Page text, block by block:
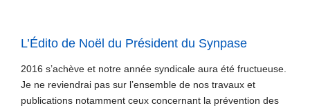
L’Édito de Noël du Président du Synpase
2016 s’achève et notre année syndicale aura été fructueuse.
Je ne reviendrai pas sur l’ensemble de nos travaux et
publications notamment ceux concernant la prévention des